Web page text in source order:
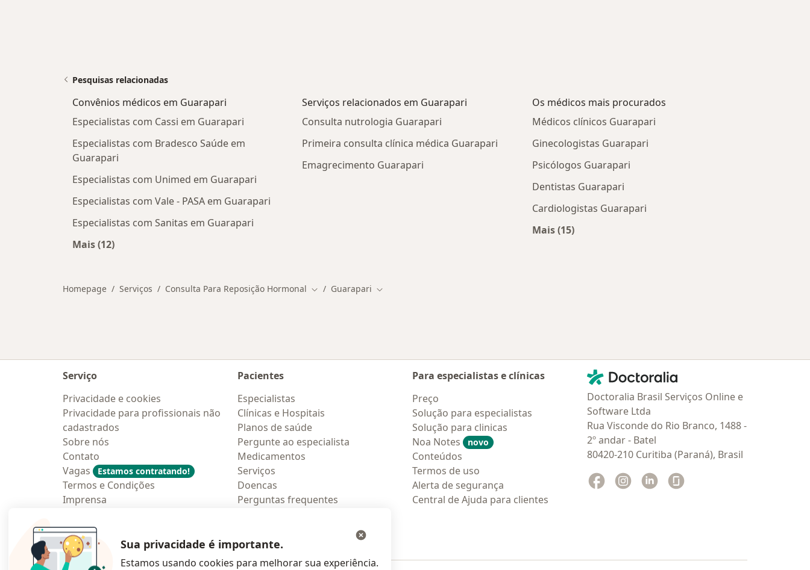
Pesquisas relacionadas
Convênios médicos em Guarapari
Especialistas com Cassi em Guarapari
Especialistas com Bradesco Saúde em
Guarapari
Especialistas com Unimed em Guarapari
Especialistas com Vale - PASA em Guarapari
Especialistas com Sanitas em Guarapari
Mais (12)
Serviços relacionados em Guarapari
Consulta nutrologia Guarapari
Primeira consulta clínica médica Guarapari
Emagrecimento Guarapari
Os médicos mais procurados
Médicos clínicos Guarapari
Ginecologistas Guarapari
Psicólogos Guarapari
Dentistas Guarapari
Cardiologistas Guarapari
Mais (15)
Homepage Serviços Consulta Para Reposição Hormonal Mudar de cidade
Guarapari Mudar de cidade
Serviço
Privacidade e cookies
Privacidade para profissionais não
cadastrados
Sobre nós
Contato
Vagas
Estamos contratando!
Termos e Condições
Imprensa
Pacientes
Especialistas
Clínicas e Hospitais
Planos de saúde
Pergunte ao especialista
Medicamentos
Serviços
Doencas
Perguntas frequentes
Para especialistas e clínicas
Preço
Solução para especialistas
Solução para clinicas
Noa Notes
novo
Conteúdos
Termos de uso
Alerta de segurança
Central de Ajuda para clientes
Contato
Doctoralia - Homepage
Doctoralia Brasil Serviços Online e
Software Ltda
Rua Visconde do Rio Branco, 1488 -
2º andar - Batel
80420-210 Curitiba (Paraná), Brasil
Facebook
abre num novo separador
Instagram
abre num novo separador
Linkedin
abre num novo separador
Sua privacidade é importante.
Estamos usando cookies para melhorar sua experiência.